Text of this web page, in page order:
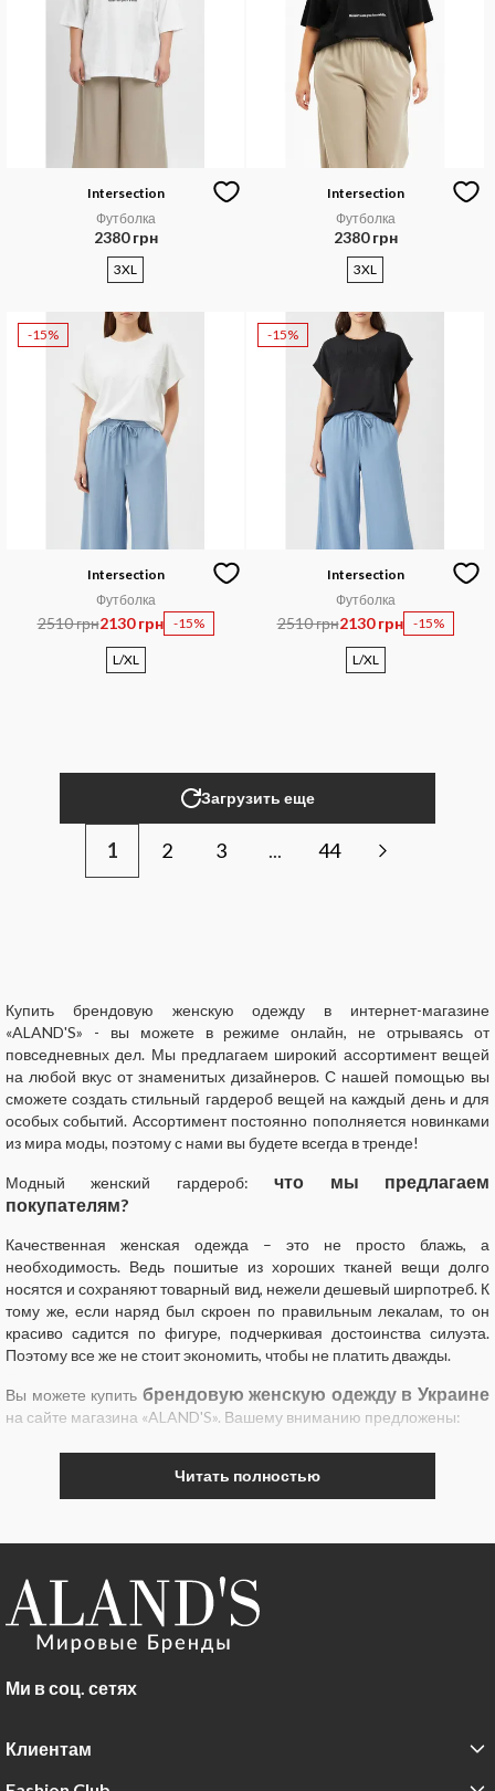
Intersection
Футболка
2380 грн
3XL
Intersection
Футболка
2380 грн
3XL
-15%
Intersection
Футболка
2510 грн2130 грн -15%
L/XL
-15%
Intersection
Футболка
2510 грн2130 грн -15%
L/XL
Загрузить еще
1 2 3 ... 44
Купить брендовую женскую одежду в интернет-магазине
«ALAND'S» - вы можете в режиме онлайн, не отрываясь от
повседневных дел. Мы предлагаем широкий ассортимент вещей
на любой вкус от знаменитых дизайнеров. С нашей помощью вы
сможете создать стильный гардероб вещей на каждый день и для
особых событий. Ассортимент постоянно пополняется новинками
из мира моды, поэтому с нами вы будете всегда в тренде!
Модный женский гардероб:
что мы предлагаем
покупателям?
Качественная женская одежда – это не просто блажь, а
необходимость. Ведь пошитые из хороших тканей вещи долго
носятся и сохраняют товарный вид, нежели дешевый ширпотреб. К
тому же, если наряд был скроен по правильным лекалам, то он
красиво садится по фигуре, подчеркивая достоинства силуэта.
Поэтому все же не стоит экономить, чтобы не платить дважды.
Вы можете купить брендовую женскую одежду в Украине
на сайте магазина «ALAND'S». Вашему вниманию предложены:
- юбки;
- блузки;
- костюмы;
- жакеты;
Читать полностью
Ми в соц. сетях
Клиентам